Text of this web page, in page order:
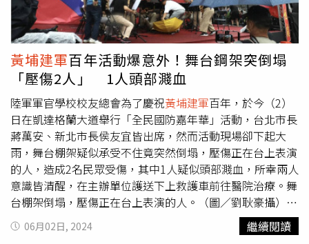
擇放下槍，空手奪刀奪槍？」粉專「政客迷因」則製作哏圖
狠酸所謂的槍械格鬥，「單兵注意！轉角遇到落單敵軍，而
你手上有了上刺刀的步槍，單兵如何處置？」圖上提供了4
個答案可以回答，包括「A：刺槍術、B：槍托砸下去、C：
總之先來一發、D：空手奪槍術」。貼文曝光引發網友熱
議，「這題沒有標準答案，但唯一符合台灣價值的答案是
D，只能說民進黨好棒棒！」「答案E：哭喊『我們只是學
運』」、「當然要選最有台灣價值的D，青鳥上戰場，必死
無疑，死前也要貫徹黨的真諦」、「答案是D，不然就是中
共同路人」、「跟坦克兵碰到敵軍的時候，跳下坦克要求單
挑一樣白痴」、「請顧大狀師先來示範空手入白刃」、「別
人的孩子死不完！」「奪機器狗身上的槍？」「可能找黑熊
學園來教導」
黃埔建軍百年活動爆意外！舞台鋼架突倒塌
「壓傷2人」 1人頭部濺血
陸軍軍官學校校友總會為了慶祝黃埔建軍百年，於今（2）
日在凱達格蘭大道舉行「全民國防嘉年華」活動，台北市長
蔣萬安、新北市長侯友宜皆出席，然而活動現場卻下起大
雨，舞台棚架疑似承受不住竟突然倒塌，壓傷正在台上表演
的人，造成2名民眾受傷，其中1人疑似頭部濺血，所幸兩人
意識皆清醒，在主辦單位護送下上救護車前往醫院治療。舞
台棚架倒塌，壓傷正在台上表演的人。（圖／劉耿豪攝）傷
患也被送往醫院。（圖／劉耿豪攝）其中1人疑似頭部濺
血。（圖／劉耿豪攝）
06月02日, 2024 繼續閱讀